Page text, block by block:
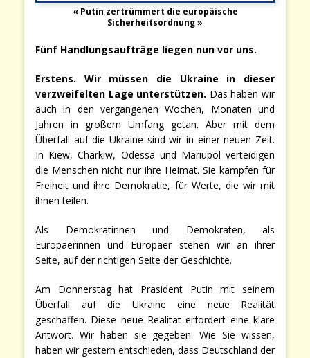
« Putin zertrümmert die europäische
Sicherheitsordnung »
Fünf Handlungsaufträge liegen nun vor uns.
Erstens. Wir müssen die Ukraine in dieser
verzweifelten Lage unterstützen. Das haben wir
auch in den vergangenen Wochen, Monaten und
Jahren in großem Umfang getan. Aber mit dem
Überfall auf die Ukraine sind wir in einer neuen Zeit.
In Kiew, Charkiw, Odessa und Mariupol verteidigen
die Menschen nicht nur ihre Heimat. Sie kämpfen für
Freiheit und ihre Demokratie, für Werte, die wir mit
ihnen teilen.
Als Demokratinnen und Demokraten, als
Europäerinnen und Europäer stehen wir an ihrer
Seite, auf der richtigen Seite der Geschichte.
Am Donnerstag hat Präsident Putin mit seinem
Überfall auf die Ukraine eine neue Realität
geschaffen. Diese neue Realität erfordert eine klare
Antwort. Wir haben sie gegeben: Wie Sie wissen,
haben wir gestern entschieden, dass Deutschland der